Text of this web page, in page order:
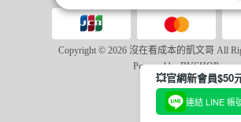
Copyright © 2026 沒在看成本的凱文哥 All
Powered byBVSHOP.
連結 LINE 帳